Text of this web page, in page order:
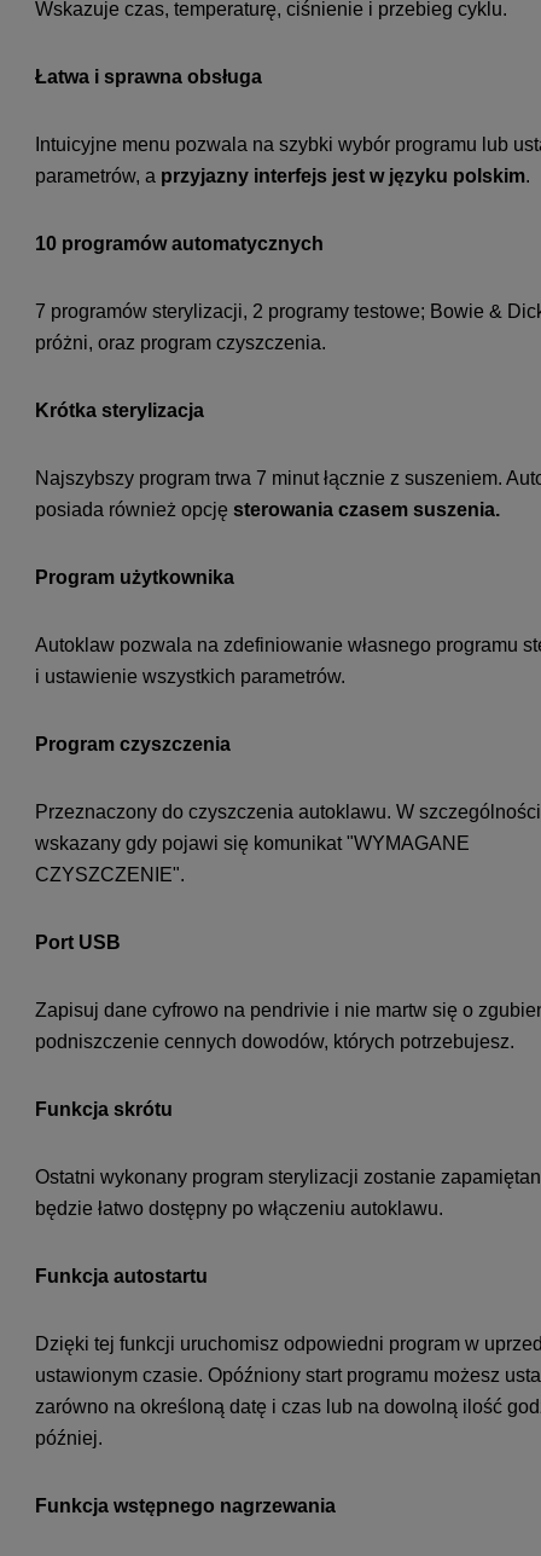
Wskazuje czas, temperaturę, ciśnienie i przebieg cyklu.
Łatwa i sprawna obsługa
Intuicyjne menu pozwala na szybki wybór programu lub
parametrów, a przyjazny interfejs jest w języku polskim.
10 programów automatycznych
7 programów sterylizacji, 2 programy testowe; Bowie &
próżni, oraz program czyszczenia.
Krótka sterylizacja
Najszybszy program trwa 7 minut łącznie z suszeniem.
posiada również opcję sterowania czasem suszenia.
Program użytkownika
Autoklaw pozwala na zdefiniowanie własnego programu
i ustawienie wszystkich parametrów.
Program czyszczenia
Przeznaczony do czyszczenia autoklawu. W szczególności
wskazany gdy pojawi się komunikat "WYMAGANE
CZYSZCZENIE".
Port USB
Zapisuj dane cyfrowo na pendrivie i nie martw się o
podniszczenie cennych dowodów, których potrzebujesz.
Funkcja skrótu
Ostatni wykonany program sterylizacji zostanie
będzie łatwo dostępny po włączeniu autoklawu.
Funkcja autostartu
Dzięki tej funkcji uruchomisz odpowiedni program w
ustawionym czasie. Opóźniony start programu możesz
zarówno na określoną datę i czas lub na dowolną ilość
później.
Funkcja wstępnego nagrzewania